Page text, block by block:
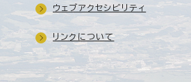
ウェブアクセシビリティ
リンクについて